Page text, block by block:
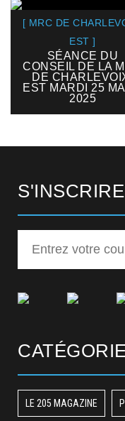
[ MRC DE
EST ]
SÉANCE DU
CONSEIL DE LA
DE
EST MARDI 25
2025
LE 205 MAGAZINE